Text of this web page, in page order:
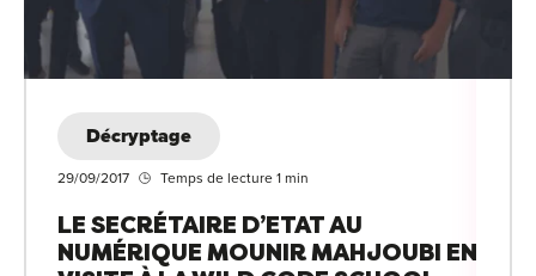
Décryptage
29/09/2017 Temps de lecture 1 min
LE SECRÉTAIRE D’ETAT AU
NUMÉRIQUE MOUNIR MAHJOUBI EN